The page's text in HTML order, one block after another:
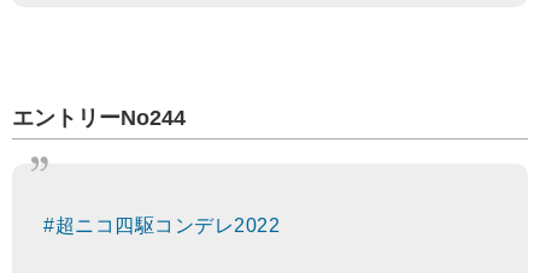
エントリーNo244
#超ニコ四駆コンデレ2022